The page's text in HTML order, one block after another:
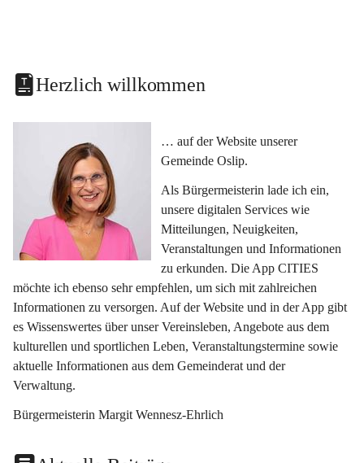
Herzlich willkommen
… auf der Website unserer
Gemeinde Oslip.
Als Bürgermeisterin lade ich ein,
unsere digitalen Services wie
Mitteilungen, Neuigkeiten,
Veranstaltungen und Informationen
zu erkunden. Die App CITIES
möchte ich ebenso sehr empfehlen, um sich mit zahlreichen
Informationen zu versorgen. Auf der Website und in der App gibt
es Wissenswertes über unser Vereinsleben, Angebote aus dem
kulturellen und sportlichen Leben, Veranstaltungstermine sowie
aktuelle Informationen aus dem Gemeinderat und der
Verwaltung.
Bürgermeisterin Margit Wennesz-Ehrlich